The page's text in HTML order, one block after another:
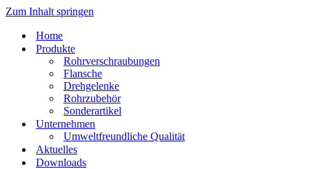
Zum Inhalt springen
Home
Produkte
Rohrverschraubungen
Flansche
Drehgelenke
Rohrzubehör
Sonderartikel
Unternehmen
Umweltfreundliche Qualität
Aktuelles
Downloads